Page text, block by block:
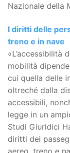
Nazionale della
I diritti delle
treno e in nave
«L’accessibilità
mobilità
cui quella delle
oltreché dalla
accessibili,
legge in un
Studi Giuridici
diritti dei
aereo, treno e